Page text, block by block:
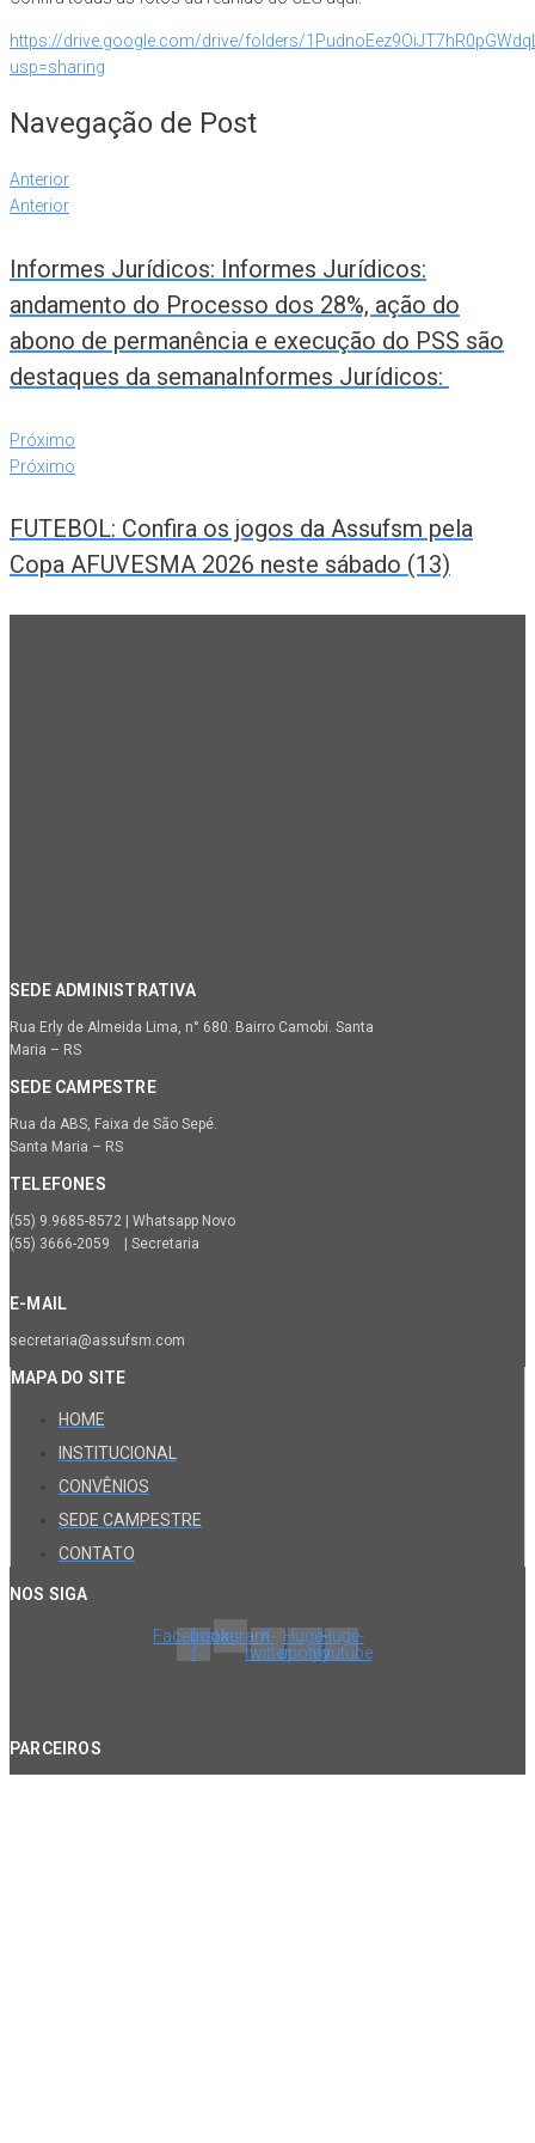
https://drive.google.com/drive/folders/
usp=sharing
Navegação de Post
Anterior
Anterior
Informes Jurídicos: Informes Jurídicos:
andamento do Processo dos 28%, ação do
abono de permanência e execução do PSS são
destaques da semanaInformes Jurídicos:
Próximo
Próximo
FUTEBOL: Confira os jogos da Assufsm pela
Copa AFUVESMA 2026 neste sábado (13)
SEDE ADMINISTRATIVA
Rua Erly de Almeida Lima, n° 680. Bairro Camobi. Santa
Maria – RS
SEDE CAMPESTRE
Rua da ABS, Faixa de São Sepé.
Santa Maria – RS
TELEFONES
(55) 9.9685-8572 | Whatsapp Novo
(55) 3666-2059 | Secretaria
E-MAIL
secretaria@assufsm.com
MAPA DO SITE
HOME
INSTITUCIONAL
CONVÊNIOS
SEDE CAMPESTRE
CONTATO
NOS SIGA
Facebook-
f
InstagramX-
twitter
Huge-
spotify
Huge-
youtube
PARCEIROS